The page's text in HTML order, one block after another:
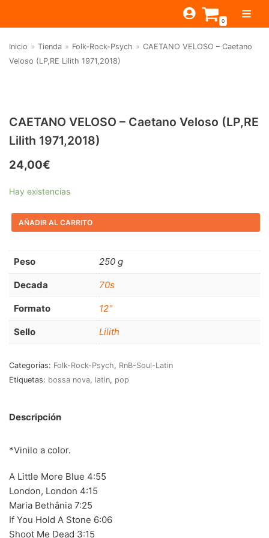
al
contenido
0
PSYCH-PROG-HARD
RNB-SOUL-LATIN
JAZZ-BLUES
PREGUNTAS?
PUB
CONTACTO
Filtrar por
Beat-Garage-RnR
Psych-Prog-Hard
Punk-Revival-Glam(189)
Alternative-Indie (141)
RnB-Soul-Latin (286)
Jazz-Blues (123)
Libros(5)
VVAA
Década
20s (0)
40s (2)
Inicio » Tienda » Folk-Rock-Psych » CAETANO VELOSO – Caetano
Veloso (LP,RE Lilith 1971,2018)
CAETANO VELOSO – Caetano Veloso (LP,RE
Lilith 1971,2018)
24,00€
Hay existencias
AÑADIR AL CARRITO
Peso 250 g
Decada 70s
Formato 12"
Sello Lilith
Categorías: Folk-Rock-Psych, RnB-Soul-Latin
Etiquetas: bossa nova, latin, pop
Descripción
*Vinilo a color.
A Little More Blue 4:55
London, London 4:15
Maria Bethânia 7:25
If You Hold A Stone 6:06
Shoot Me Dead 3:15